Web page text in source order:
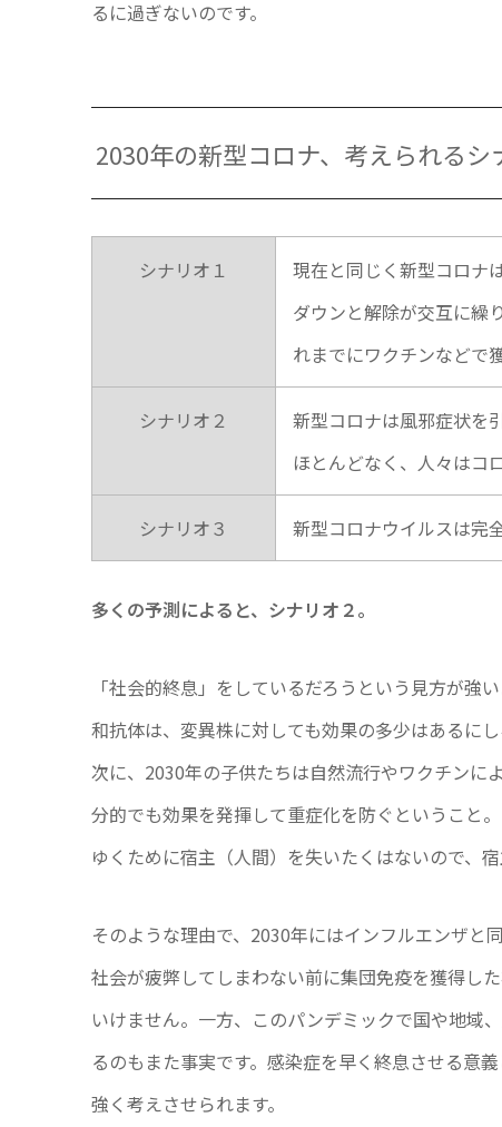
るに過ぎないのです。
2030年の新型コロナ、考えられるシ
シナリオ１
現在と同じく新型コロナ
ダウンと解除が交互に繰
れまでにワクチンなどで
シナリオ２
新型コロナは風邪症状を
ほとんどなく、人々はコ
シナリオ３ 新型コロナウイルスは完
多くの予測によると、シナリオ２。
「社会的終息」をしているだろうという見方が強
和抗体は、変異株に対しても効果の多少はあるに
次に、2030年の子供たちは自然流行やワクチンに
分的でも効果を発揮して重症化を防ぐということ
ゆくために宿主（人間）を失いたくはないので、
そのような理由で、2030年にはインフルエンザと
社会が疲弊してしまわない前に集団免疫を獲得し
いけません。一方、このパンデミックで国や地域
るのもまた事実です。感染症を早く終息させる意
強く考えさせられます。